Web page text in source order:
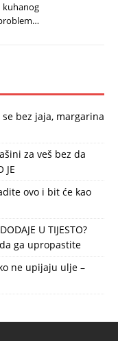
kuhanog
se bez jaja, margarina
za veš bez da
JE
ovo i bit će kao
U TIJESTO?
ga upropastite
ne upijaju ulje –